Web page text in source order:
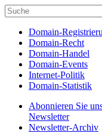
Domain-
Domain-Recht
Domain-Handel
Domain-Events
Internet-Politik
Domain-Statistik
Abonnieren Sie
Newsletter
Newsletter-Archiv